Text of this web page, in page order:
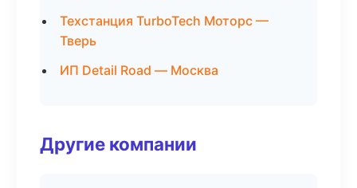
Техстанция TurboTech Моторс —
Тверь
ИП Detail Road — Москва
Другие компании